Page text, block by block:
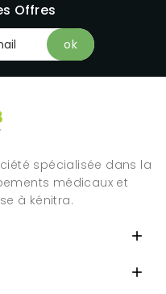
Offres
spécialisée dans la
médicaux et
à kénitra.

